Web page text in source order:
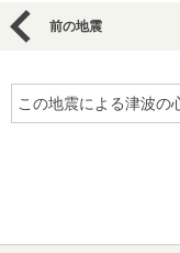
前の地震
この地震による津波の